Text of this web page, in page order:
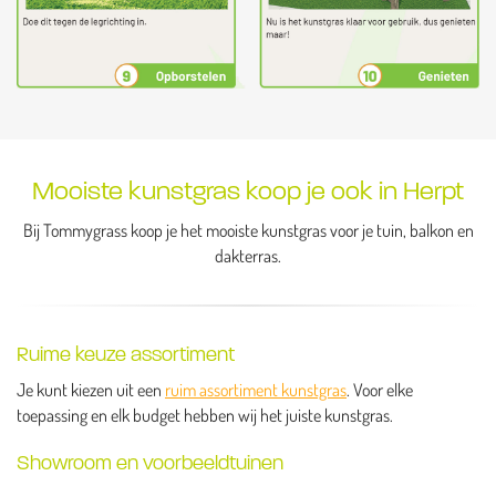
Mooiste kunstgras koop je ook in Herpt
Bij Tommygrass koop je het mooiste kunstgras voor je tuin, balkon en
dakterras.
Ruime keuze assortiment
Je kunt kiezen uit een ruim assortiment kunstgras. Voor elke
toepassing en elk budget hebben wij het juiste kunstgras.
Showroom en voorbeeldtuinen